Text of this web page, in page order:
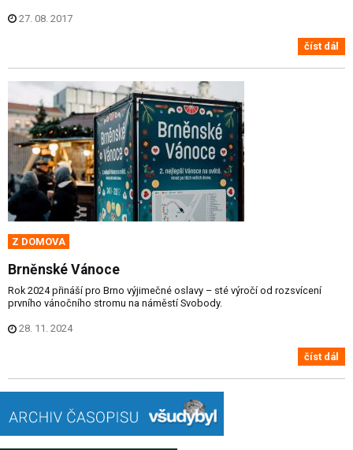
27. 08. 2017
číst dál
Z DOMOVA
Brněnské Vánoce
Rok 2024 přináší pro Brno výjimečné oslavy – sté výročí od rozsvícení
prvního vánočního stromu na náměstí Svobody.
28. 11. 2024
číst dál